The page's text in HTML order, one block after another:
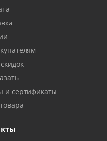
и сертификаты